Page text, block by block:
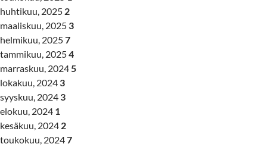
huhtikuu, 2025 2
maaliskuu, 2025 3
helmikuu, 20257
tammikuu, 20254
marraskuu, 2024 5
lokakuu, 2024 3
syyskuu, 2024 3
elokuu, 2024 1
kesäkuu, 2024 2
toukokuu, 20247